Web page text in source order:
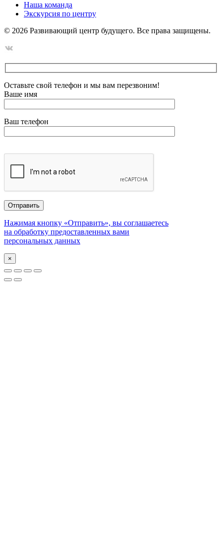
Наша команда
Экскурсия по центру
© 2026 Развивающий центр будущего. Все права защищены.
Оставьте свой телефон и мы вам перезвоним!
Ваше имя
Ваш телефон
Нажимая кнопку «Отправить», вы соглашаетесь
на обработку предоставленных вами
персональных данных
×